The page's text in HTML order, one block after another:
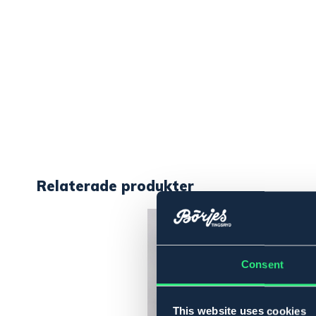
Consent
This website uses cookies
Relaterade produkter